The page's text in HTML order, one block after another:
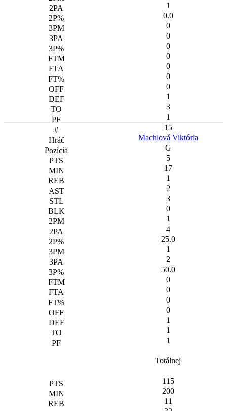
1
0.0
0
0
0
0
0
0
0
1
3
1
15
Machlová Viktória
G
5
17
1
2
3
0
1
4
25.0
1
2
50.0
0
0
0
0
1
1
1
Totálnej
115
200
11